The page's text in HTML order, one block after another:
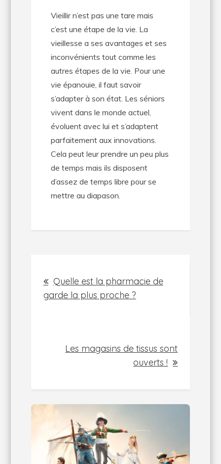
Vieillir n’est pas une tare mais
c’est une étape de la vie. La
vieillesse a ses avantages et ses
inconvénients tout comme les
autres étapes de la vie. Pour une
vie épanouie, il faut savoir
s’adapter à son état. Les séniors
vivent dans le monde actuel,
évoluent avec lui et s’adaptent
parfaitement aux innovations.
Cela peut leur prendre un peu plus
de temps mais ils disposent
d’assez de temps libre pour se
mettre au diapason.
deQuelle est la pharmacie de
garde la plus proche ?
Les magasins de tissus sont
ouverts !